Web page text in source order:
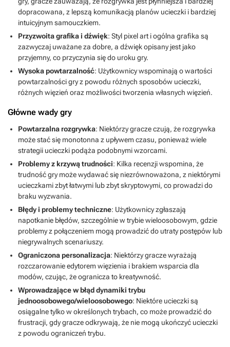
dopracowana, z lepszą komunikacją planów ucieczki i bardziej
intuicyjnym samouczkiem.
Przyzwoita grafika i dźwięk: Styl pixel art i ogólna grafika są
zazwyczaj uważane za dobre, a dźwięk opisany jest jako
przyjemny, co przyczynia się do uroku gry.
Wysoka powtarzalność: Użytkownicy wspominają o wartości
powtarzalności gry z powodu różnych sposobów ucieczki,
różnych więzień oraz możliwości tworzenia własnych więzień.
Główne wady gry
Powtarzalna rozgrywka: Niektórzy gracze czują, że rozgrywka
może stać się monotonna z upływem czasu, ponieważ wiele
strategii ucieczki podąża podobnymi wzorcami.
Problemy z krzywą trudności: Kilka recenzji wspomina, że
trudność gry może wydawać się niezrównoważona, z niektórymi
ucieczkami zbyt łatwymi lub zbyt skryptowymi, co prowadzi do
braku wyzwania.
Błędy i problemy techniczne: Użytkownicy zgłaszają
napotkanie błędów, szczególnie w trybie wieloosobowym, gdzie
problemy z połączeniem mogą prowadzić do utraty postępów lub
niegrywalnych scenariuszy.
Ograniczona personalizacja: Niektórzy gracze wyrażają
rozczarowanie edytorem więzienia i brakiem wsparcia dla
modów, czując, że ogranicza to kreatywność.
Wprowadzające w błąd dynamiki trybu
jednoosobowego/wieloosobowego: Niektóre ucieczki są
osiągalne tylko w określonych trybach, co może prowadzić do
frustracji, gdy gracze odkrywają, że nie mogą ukończyć ucieczki
z powodu ograniczeń trybu.